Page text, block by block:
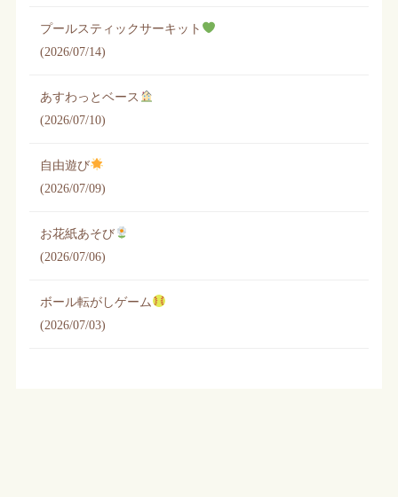
プールスティックサーキット
(2026/07/14)
あすわっとベース
(2026/07/10)
自由遊び
(2026/07/09)
お花紙あそび
(2026/07/06)
ボール転がしゲーム
(2026/07/03)